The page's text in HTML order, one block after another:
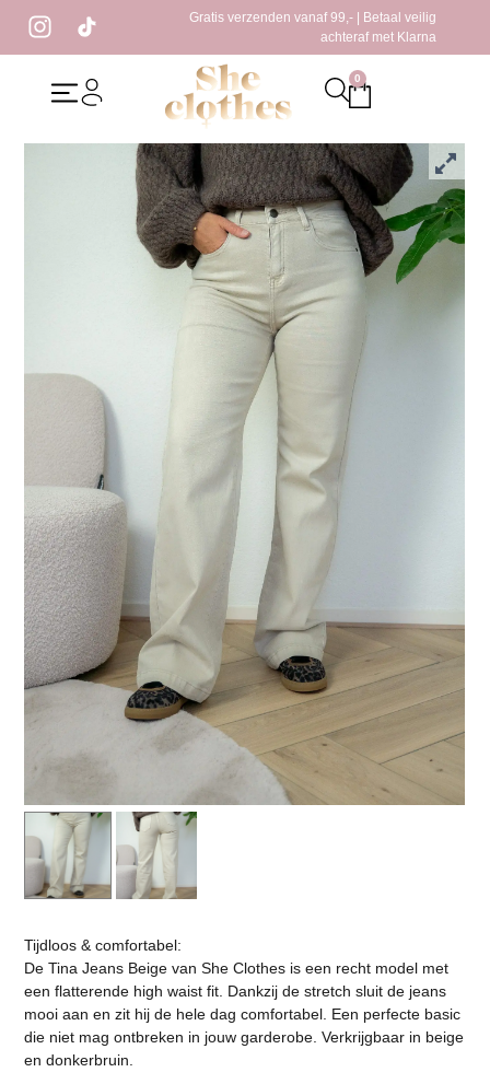
Gratis verzenden vanaf 99,- | Betaal veilig
achteraf met Klarna
0
Home/Kleding / SC Tina Jeans Beige
SC Tina Jeans Beige
Tijdloos & comfortabel:
De Tina Jeans Beige van She Clothes is een recht model met
een flatterende high waist fit. Dankzij de stretch sluit de jeans
mooi aan en zit hij de hele dag comfortabel. Een perfecte basic
die niet mag ontbreken in jouw garderobe. Verkrijgbaar in beige
en donkerbruin.